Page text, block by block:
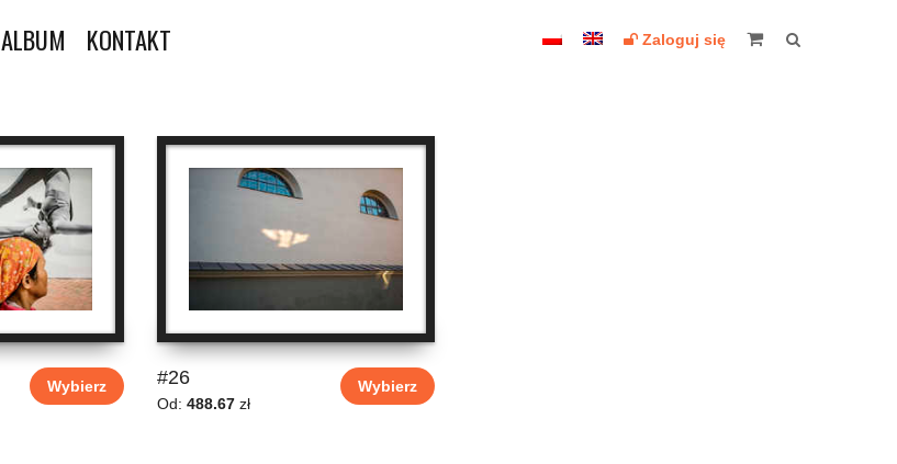
ALBUM KONTAKT Zaloguj się
Wybierz #26
Od: 488.67 zł
Wybierz